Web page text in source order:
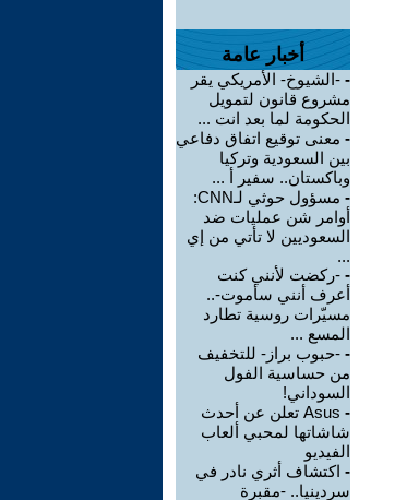
أخبار عامة
- -الشيوخ- الأمريكي يقر
مشروع قانون لتمويل
الحكومة لما بعد انت ...
- معنى توقيع اتفاق دفاعي
بين السعودية وتركيا
وباكستان.. سفير أ ...
-
مسؤول حوثي لـCNN:
أوامر شن عمليات ضد
السعوديين لا تأتي من إي
...
- -ركضت لأنني كنت
أعرف أنني سأموت-..
مسيّرات روسية تطارد
المسع ...
- -حبوب براز- للتخفيف
من حساسية الفول
السوداني!
-
Asus تعلن عن أحدث
شاشاتها لمحبي ألعاب
الفيديو
- اكتشاف أثري نادر في
سردينيا.. -مقبرة